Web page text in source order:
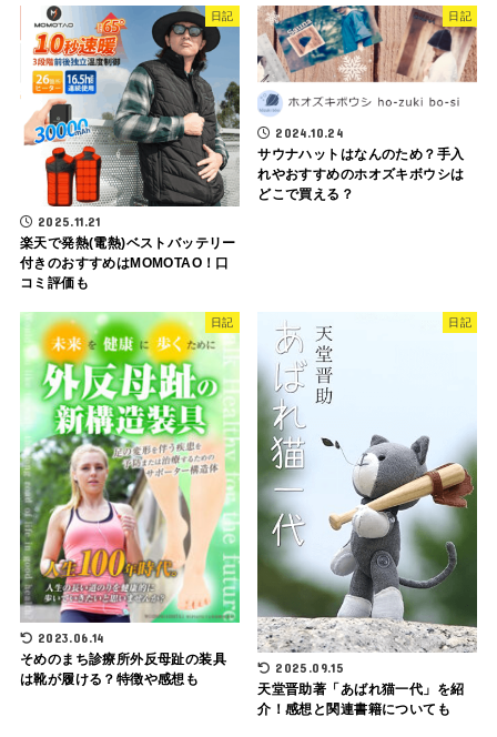
日記
2025.11.21
楽天で発熱(電熱)ベストバッテリー
付きのおすすめはMOMOTAO！口
コミ評価も
日記
2024.10.24
サウナハットはなんのため？手入
れやおすすめのホオズキボウシは
どこで買える？
日記
2023.06.14
そめのまち診療所外反母趾の装具
は靴が履ける？特徴や感想も
日記
2025.09.15
天堂晋助著「あばれ猫一代」を紹
介！感想と関連書籍についても